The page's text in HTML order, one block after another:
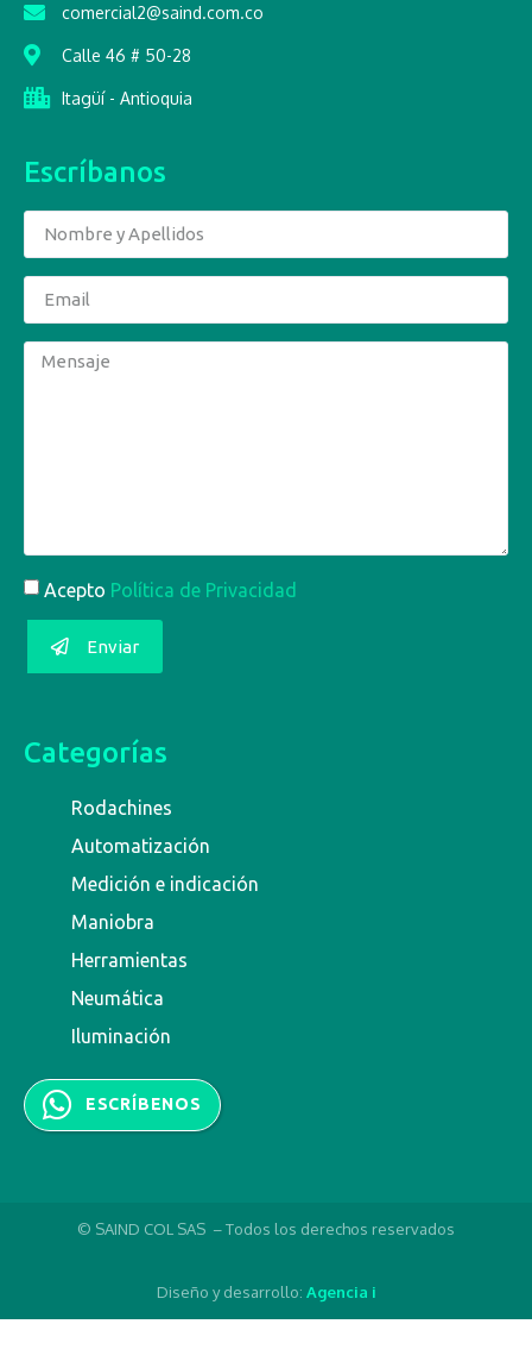
comercial2@saind.com.co
Calle 46 # 50-28
Itagüí - Antioquia
Escríbanos
Acepto Política de Privacidad
Enviar
Categorías
Rodachines
Automatización
Medición e indicación
Maniobra
Herramientas
Neumática
Iluminación
ESCRÍBENOS
© SAIND COL SAS – Todos los derechos reservados
Diseño y desarrollo: Agencia i